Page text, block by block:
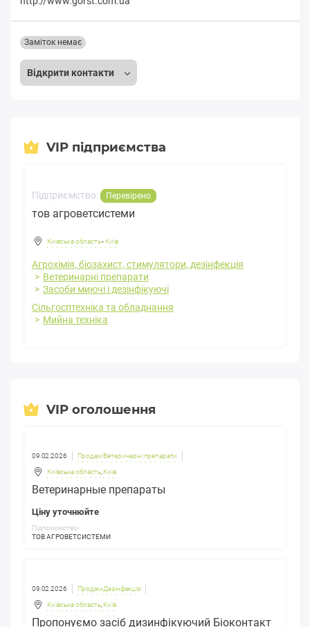
Відкрити контакти
Заміток немає
VIP підприємства
Підприємство: Перевірено
тов агроветсистеми
Київська область- Київ
Агрохімія, біозахист, стимулятори, дезінфекція
Ветеринарні препарати
Засоби миючі і дезінфікуючі
Сільгосптехніка та обладнання
Мийна техніка
VIP оголошення
09.02.2026 Продам Ветеринарні препарати
Київська область, Київ
Ветеринарные препараты
Ціну уточнюйте
Підприємство:
ТОВ АГРОВЕТСИСТЕМИ
09.02.2026 Продам Дезінфекція
Київська область, Київ
Пропонуємо засіб дизинфікуючий Біоконтакт